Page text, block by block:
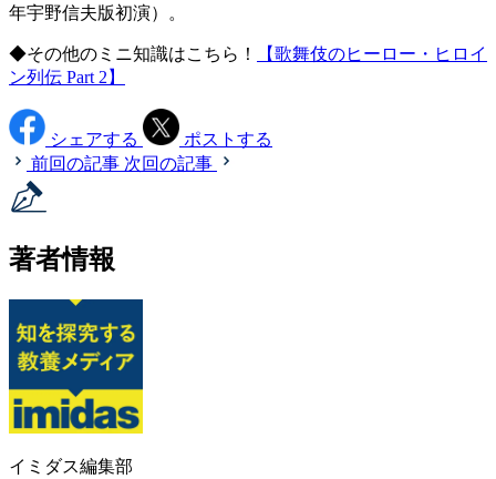
年宇野信夫版初演）。
◆その他のミニ知識はこちら！
【歌舞伎のヒーロー・ヒロイ
ン列伝 Part 2】
シェアする
ポストする
前回の記事 次回の記事
著者情報
イミダス編集部